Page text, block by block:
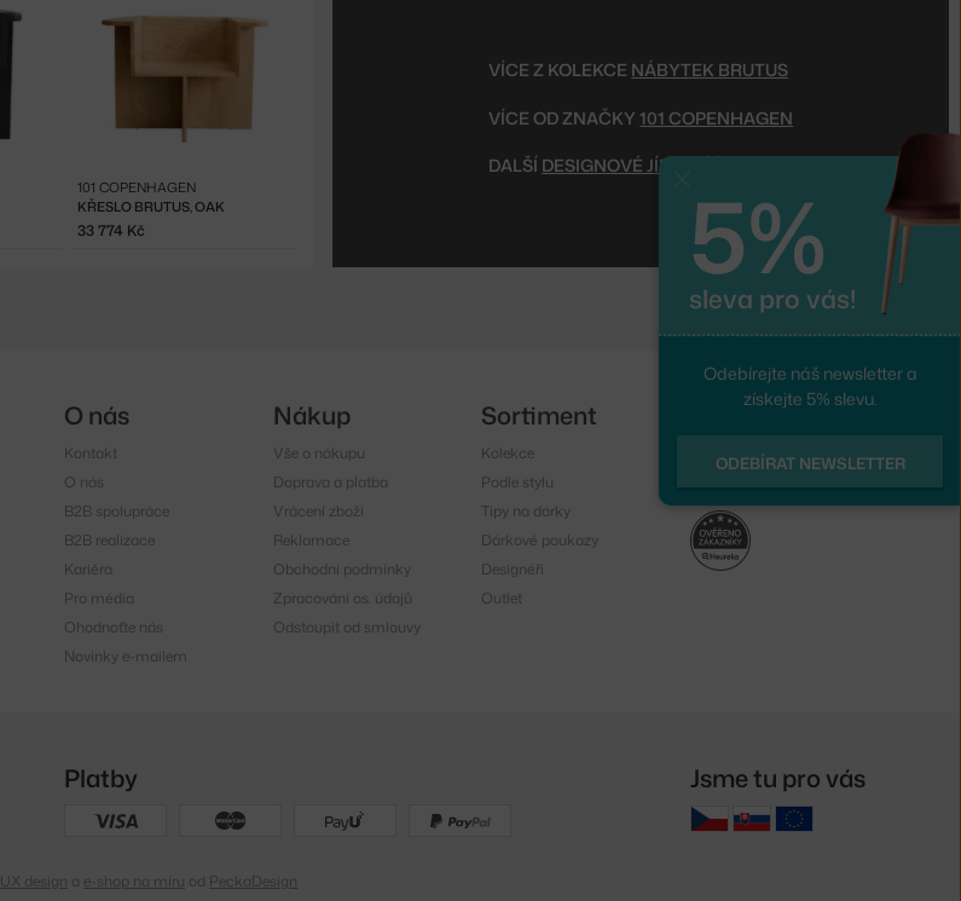
KŘESLO BRUTUS, OAK
101 COPENHAGEN
33 774 Kč
VÍCE Z KOLEKCE NÁBYTEK BRUTUS
VÍCE OD ZNAČKY101 COPENHAGEN
DALŠÍ DESIGNOVÉ JÍDELNÍ ŽIDLE
5%
sleva pro vás!
Odebírejte náš newsletter a
získejte 5% slevu.
ODEBÍRAT NEWSLETTER
O nás
Kontakt
O nás
B2B spolupráce
B2B realizace
Kariéra
Pro média
Ohodnoťte nás
Novinky e-mailem
Nákup
Vše o nákupu
Doprava a platba
Vrácení zboží
Reklamace
Obchodní podmínky
Zpracování os. údajů
Odstoupit od smlouvy
Sortiment
Kolekce
Podle stylu
Tipy na dárky
Dárkové poukazy
Designéři
Outlet
Sledujte nás
Instagram
Platby Jsme tu pro vás
UX design a e-shop na míru od PeckaDesign